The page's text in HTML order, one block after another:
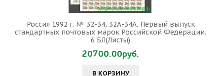
Россия 1992 г. № 32-34, 32А-34А. Первый выпуск
стандартных почтовых марок Российской Федерации.
6 БЛ(Листы)
20700.00руб.
В КОРЗИНУ